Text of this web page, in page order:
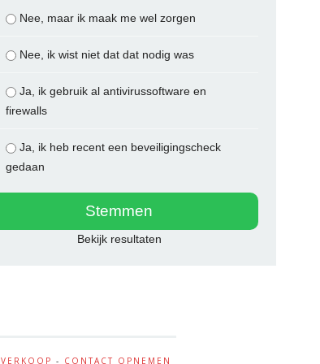
Nee, maar ik maak me wel zorgen
Nee, ik wist niet dat dat nodig was
Ja, ik gebruik al antivirussoftware en
firewalls
Ja, ik heb recent een beveiligingscheck
gedaan
Bekijk resultaten
VERKOOP - CONTACT OPNEMEN